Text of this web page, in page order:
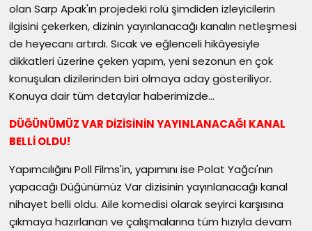
olan Sarp Apak'ın projedeki rolü şimdiden izleyicilerin
ilgisini çekerken, dizinin yayınlanacağı kanalın netleşmesi
de heyecanı artırdı. Sıcak ve eğlenceli hikâyesiyle
dikkatleri üzerine çeken yapım, yeni sezonun en çok
konuşulan dizilerinden biri olmaya aday gösteriliyor.
Konuya dair tüm detaylar haberimizde...
DÜĞÜNÜMÜZ VAR DİZİSİNİN YAYINLANACAĞI KANAL
BELLİ OLDU!
Yapımcılığını Poll Films'in, yapımını ise Polat Yağcı'nın
yapacağı Düğünümüz Var dizisinin yayınlanacağı kanal
nihayet belli oldu. Aile komedisi olarak seyirci karşısına
çıkmaya hazırlanan ve çalışmalarına tüm hızıyla devam